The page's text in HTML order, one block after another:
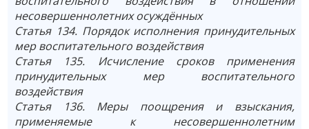
несовершеннолетних осуждённых
Статья 134. Порядок исполнения принудительных
мер воспитательного воздействия
Статья 135. Исчисление сроков применения
принудительных мер воспитательного
воздействия
Статья 136. Меры поощрения и взыскания,
применяемые к несовершеннолетним